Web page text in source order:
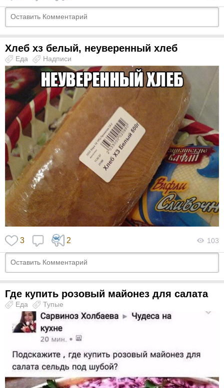
Хлеб хз белый, неуверенный хлеб
Еда Надписи
3 2 103
Где купить розовый майонез для салата
Еда Тупые